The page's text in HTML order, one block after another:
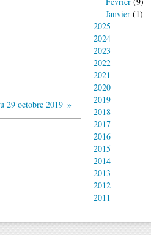
29 octobre 2019
Janvier (1)
2025
2024
2023
2022
2021
2020
2019
2018
2017
2016
2015
2014
2013
2012
2011